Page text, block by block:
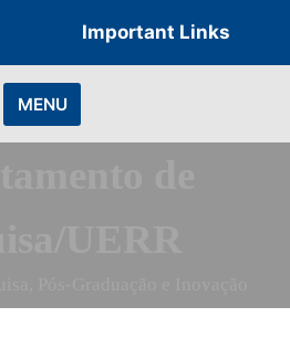
Important Links
MENU